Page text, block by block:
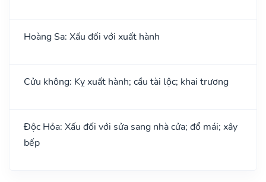
Hoàng Sa: Xấu đối với xuất hành
Cửu không: Kỵ xuất hành; cầu tài lộc; khai trương
Độc Hỏa: Xấu đối với sửa sang nhà cửa; đổ mái; xây
bếp